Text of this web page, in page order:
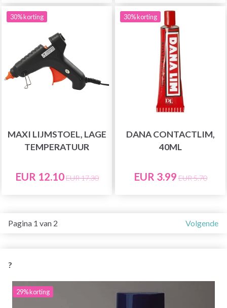
30% korting
MAXI LIJMSTOEL, LAGE
TEMPERATUUR
EUR 12.10EUR 17.30
30% korting
DANA CONTACTLIM,
40ML
EUR 3.99 EUR 5.70
Pagina 1 van 2 Volgende
?
29% korting